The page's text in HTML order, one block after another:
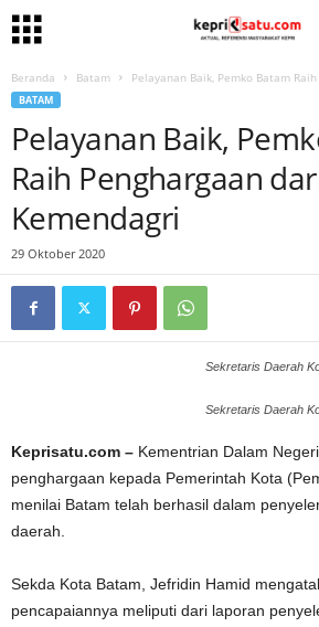
Beranda Batam Pelayanan Baik, Pemko Batam
BATAM
Pelayanan Baik,
Raih Penghargaan
Kemendagri
29 Oktober 2020
Sekretaris Daerah
Sekretaris Daerah
Keprisatu.com – Kementrian Dalam
penghargaan kepada Pemerintah Kota
menilai Batam telah berhasil dalam
daerah.
Sekda Kota Batam, Jefridin Hamid
pencapaiannya meliputi dari laporan